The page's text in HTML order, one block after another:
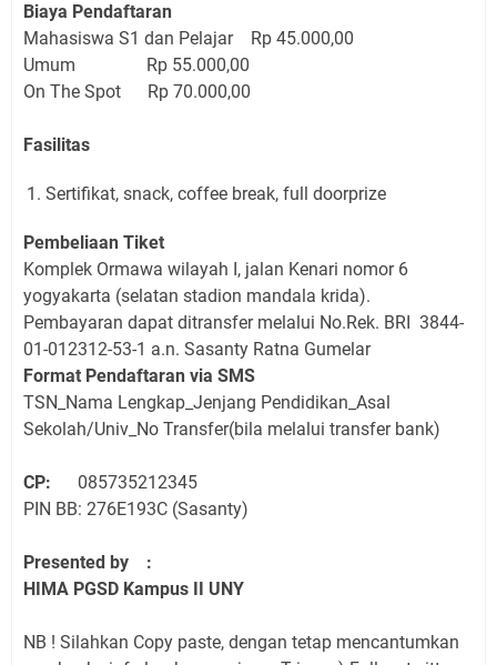
Biaya Pendaftaran
Mahasiswa S1 dan Pelajar Rp 45.000,00
Umum Rp 55.000,00
On The Spot Rp 70.000,00
Fasilitas
Sertifikat, snack, coffee break, full doorprize
Pembeliaan Tiket
Komplek Ormawa wilayah I, jalan Kenari nomor 6
yogyakarta (selatan stadion mandala krida).
Pembayaran dapat ditransfer melalui No.Rek. BRI 3844-
01-012312-53-1 a.n. Sasanty Ratna Gumelar
Format Pendaftaran via SMS
TSN_Nama Lengkap_Jenjang Pendidikan_Asal
Sekolah/Univ_No Transfer(bila melalui transfer bank)
CP: 085735212345
PIN BB: 276E193C (Sasanty)
Presented by :
HIMA PGSD Kampus II UNY
NB ! Silahkan Copy paste, dengan tetap mencantumkan